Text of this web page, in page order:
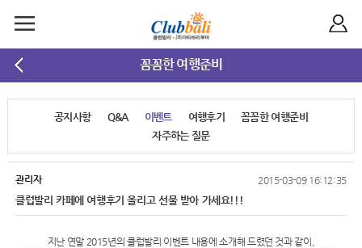
꼼꼼한 여행준비
공지사항 Q&A 이벤트 여행후기
꼼꼼한 여행준비
자주하는 질문
관리자 2015-03-09 16:12:35
클럽발리 카페에 여행후기 올리고 선물 받아 가세요!!!
지난 연말 2015년의 클럽발리 이벤트 내용에 소개해 드렸던 것과 같이,